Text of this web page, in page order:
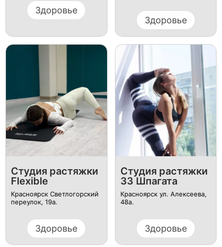
Здоровье
Здоровье
Студия растяжки
Flexible
Красноярск Светлогорский
переулок, 19а.
Здоровье
Студия растяжки
33 Шпагата
Красноярск ул. Алексеева,
48а.
Здоровье